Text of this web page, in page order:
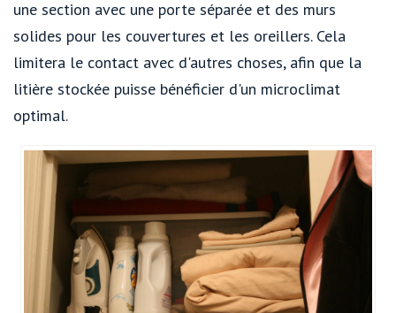
une section avec une porte séparée et des murs
solides pour les couvertures et les oreillers. Cela
limitera le contact avec d'autres choses, afin que la
litière stockée puisse bénéficier d'un microclimat
optimal.